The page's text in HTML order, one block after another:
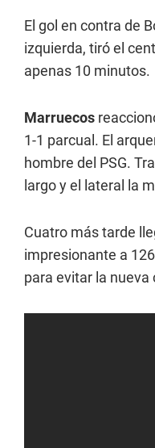
El gol en contra de
izquierda, tiró el
apenas 10 minutos.
Marruecos
1-1 parcual. El
hombre del PSG.
largo y el lateral la
Cuatro más tarde
impresionante a
para evitar la nueva